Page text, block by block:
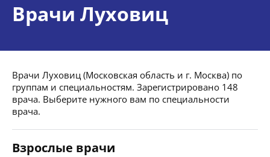
Врачи Луховиц
Врачи Луховиц (Московская область и г. Москва) по
группам и специальностям. Зарегистрировано 148
врача. Выберите нужного вам по специальности
врача.
Взрослые врачи